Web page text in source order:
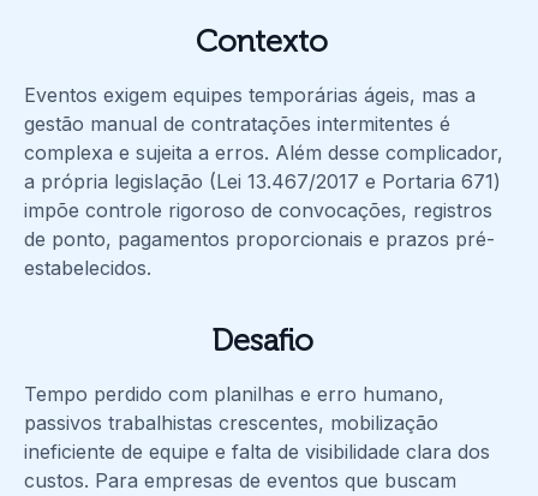
Contexto
Eventos exigem equipes temporárias ágeis, mas a
gestão manual de contratações intermitentes é
complexa e sujeita a erros. Além desse complicador,
a própria legislação (Lei 13.467/2017 e Portaria 671)
impõe controle rigoroso de convocações, registros
de ponto, pagamentos proporcionais e prazos pré-
estabelecidos.
Desafio
Tempo perdido com planilhas e erro humano,
passivos trabalhistas crescentes, mobilização
ineficiente de equipe e falta de visibilidade clara dos
custos. Para empresas de eventos que buscam